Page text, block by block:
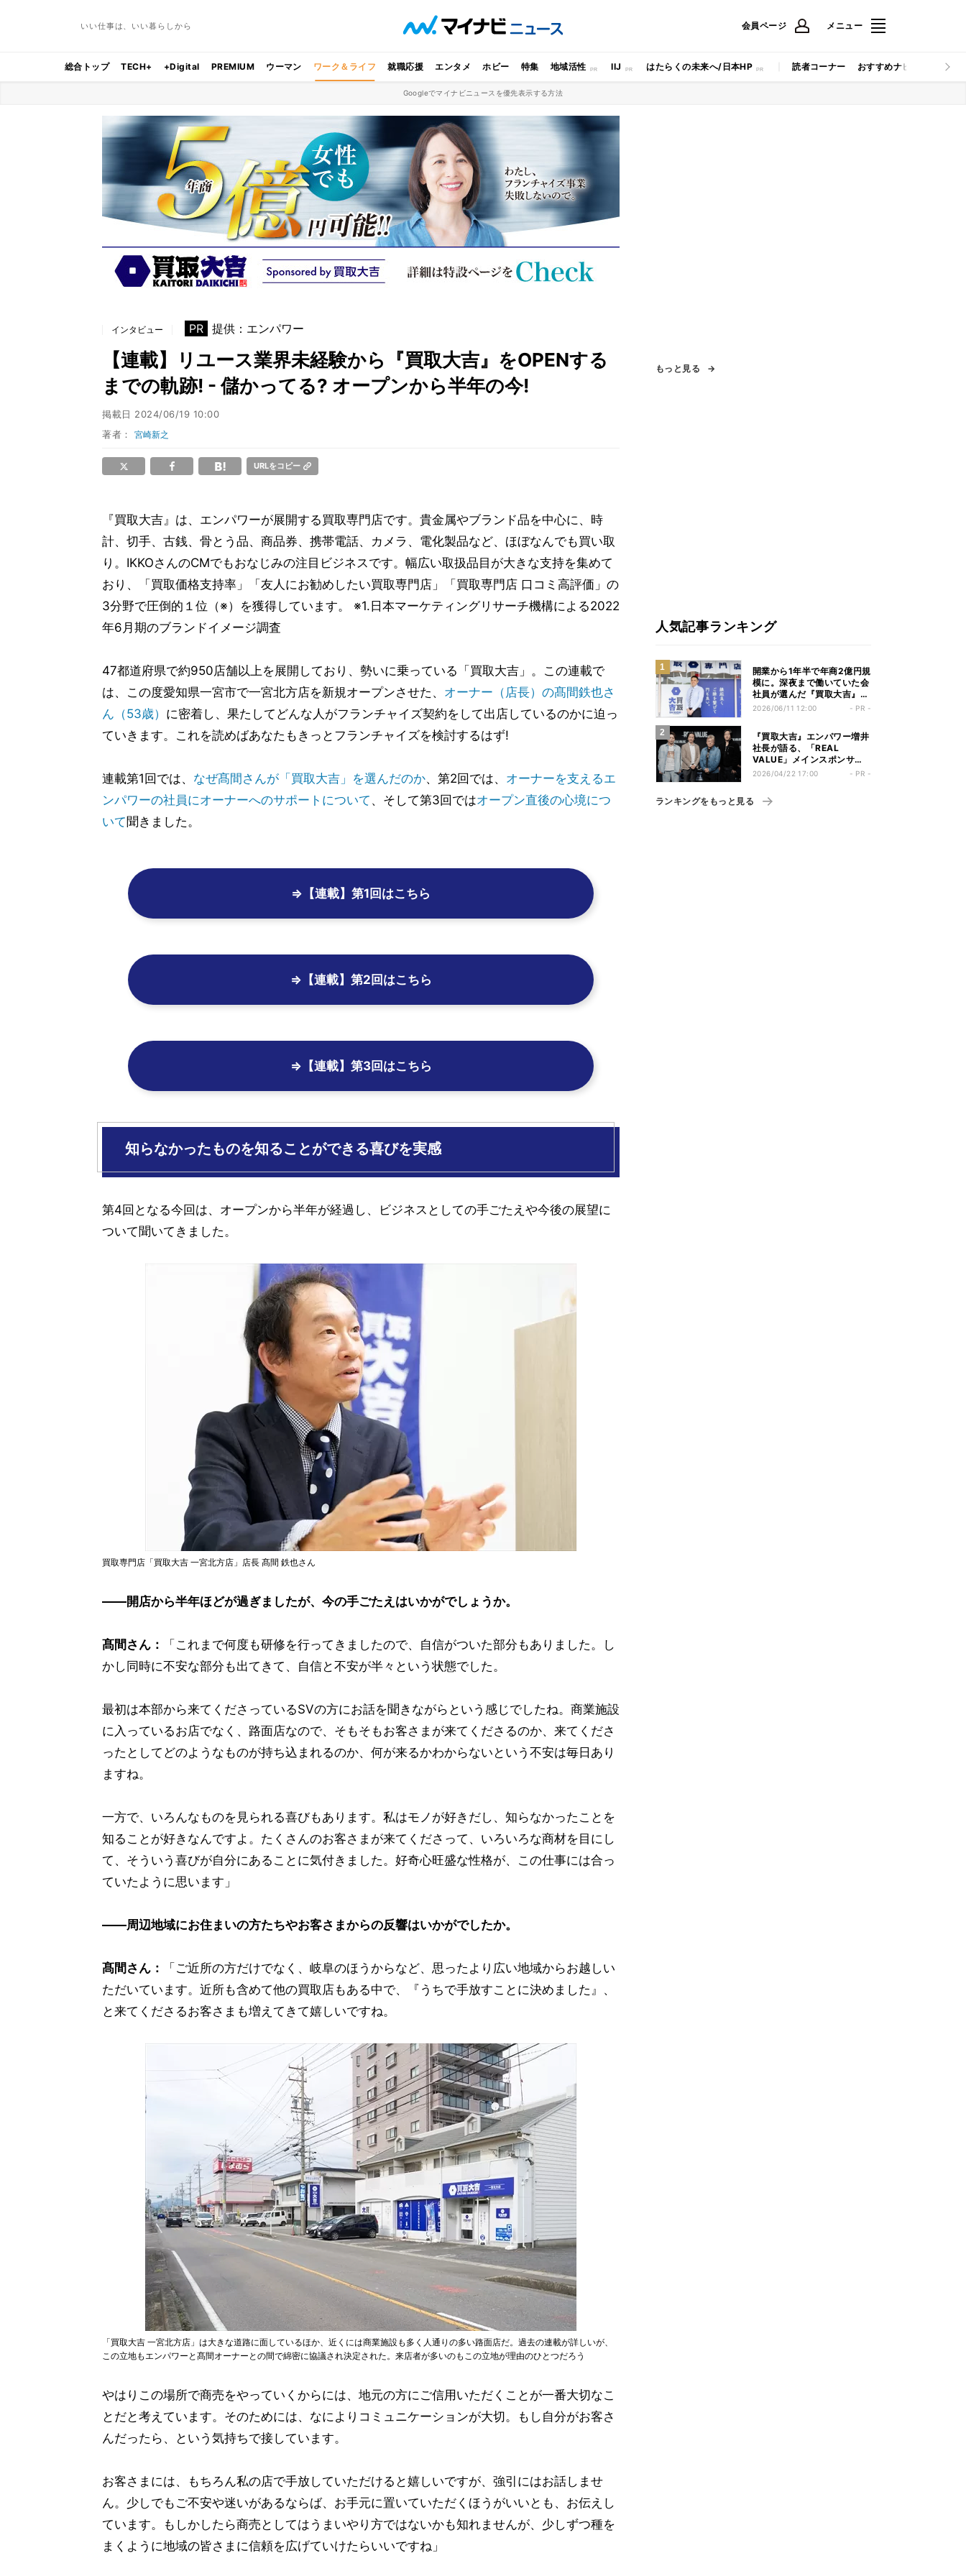
いい仕事は、いい暮らしから 会員ページ メニュー
総合トップ TECH+ +Digital PREMIUM ウーマン ワーク＆ライフ 就職応援 エンタメ ホビー 特集 地域活性 IIJ はたらくの未来へ/日本HP 読者コーナー おすすめナビ マイナビ
Googleでマイナビニュースを優先表示する方法
インタビュー PR 提供：エンパワー
【連載】リユース業界未経験から『買取大吉』をOPENする
までの軌跡! - 儲かってる? オープンから半年の今!
掲載日 2024/06/19 10:00
著者：宮崎新之
URLをコピー
『買取大吉』は、エンパワーが展開する買取専門店です。貴金属やブランド品を中心に、時
計、切手、古銭、骨とう品、商品券、携帯電話、カメラ、電化製品など、ほぼなんでも買い取
り。IKKOさんのCMでもおなじみの注目ビジネスです。幅広い取扱品目が大きな支持を集めて
おり、「買取価格支持率」「友人にお勧めしたい買取専門店」「買取専門店 口コミ高評価」の
3分野で圧倒的１位（※）を獲得しています。 ※1.日本マーケティングリサーチ機構による2022
年6月期のブランドイメージ調査
47都道府県で約950店舗以上を展開しており、勢いに乗っている「買取大吉」。この連載で
は、この度愛知県一宮市で一宮北方店を新規オープンさせた、 オーナー（店長）の髙間鉄也さ
ん（53歳） に密着し、果たしてどんな人がフランチャイズ契約をして出店しているのかに迫っ
ていきます。これを読めばあなたもきっとフランチャイズを検討するはず!
連載第1回では、 なぜ髙間さんが「買取大吉」を選んだのか、第2回では、 オーナーを支えるエ
ンパワーの社員にオーナーへのサポートについて 、そして第3回ではオープン直後の心境につ
いて 聞きました。
⇒【連載】第1回はこちら
⇒【連載】第2回はこちら
⇒【連載】第3回はこちら
知らなかったものを知ることができる喜びを実感
第4回となる今回は、オープンから半年が経過し、ビジネスとしての手ごたえや今後の展望に
ついて聞いてきました。
買取専門店「買取大吉 一宮北方店」店長 髙間 鉄也さん
――開店から半年ほどが過ぎましたが、今の手ごたえはいかがでしょうか。
髙間さん：
「これまで何度も研修を行ってきましたので、自信がついた部分もありました。し
かし同時に不安な部分も出てきて、自信と不安が半々という状態でした。
最初は本部から来てくださっているSVの方にお話を聞きながらという感じでしたね。商業施設
に入っているお店でなく、路面店なので、そもそもお客さまが来てくださるのか、来てくださ
ったとしてどのようなものが持ち込まれるのか、何が来るかわからないという不安は毎日あり
ますね。
一方で、いろんなものを見られる喜びもあります。私はモノが好きだし、知らなかったことを
知ることが好きなんですよ。たくさんのお客さまが来てくださって、いろいろな商材を目にし
て、そういう喜びが自分にあることに気付きました。好奇心旺盛な性格が、この仕事には合っ
ていたように思います」
――周辺地域にお住まいの方たちやお客さまからの反響はいかがでしたか。
髙間さん：
「ご近所の方だけでなく、岐阜のほうからなど、思ったより広い地域からお越しい
ただいています。近所も含めて他の買取店もある中で、『うちで手放すことに決めました』、
と来てくださるお客さまも増えてきて嬉しいですね。
「買取大吉 一宮北方店」は大きな道路に面しているほか、近くには商業施設も多く人通りの多い路面店だ。過去の連載が詳しいが、
この立地もエンパワーと髙間オーナーとの間で綿密に協議され決定された。来店者が多いのもこの立地が理由のひとつだろう
やはりこの場所で商売をやっていくからには、地元の方にご信用いただくことが一番大切なこ
とだと考えています。そのためには、なによりコミュニケーションが大切。もし自分がお客さ
んだったら、という気持ちで接しています。
お客さまには、もちろん私の店で手放していただけると嬉しいですが、強引にはお話しませ
ん。少しでもご不安や迷いがあるならば、お手元に置いていただくほうがいいとも、お伝えし
ています。もしかしたら商売としてはうまいやり方ではないかも知れませんが、少しずつ種を
まくように地域の皆さまに信頼を広げていけたらいいですね」
もっと見る
人気記事ランキング
開業から1年半で年商2億円規
模に。深夜まで働いていた会
社員が選んだ『買取大吉』と
いう働き方
2026/06/11 12:00 - PR -
『買取大吉』エンパワー増井
社長が語る、「REAL
VALUE」メインスポンサー
就任の真意と「持たざる者」
2026/04/22 17:00 - PR -
ランキングをもっと見る